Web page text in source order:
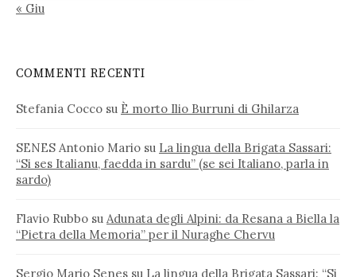
« Giu
COMMENTI RECENTI
Stefania Cocco su È morto Ilio Burruni di Ghilarza
SENES Antonio Mario su La lingua della Brigata Sassari:
“Si ses Italianu, faedda in sardu” (se sei Italiano, parla in
sardo)
Flavio Rubbo su Adunata degli Alpini: da Resana a Biella la
“Pietra della Memoria” per il Nuraghe Chervu
Sergio Mario Senes su La lingua della Brigata Sassari: “Si